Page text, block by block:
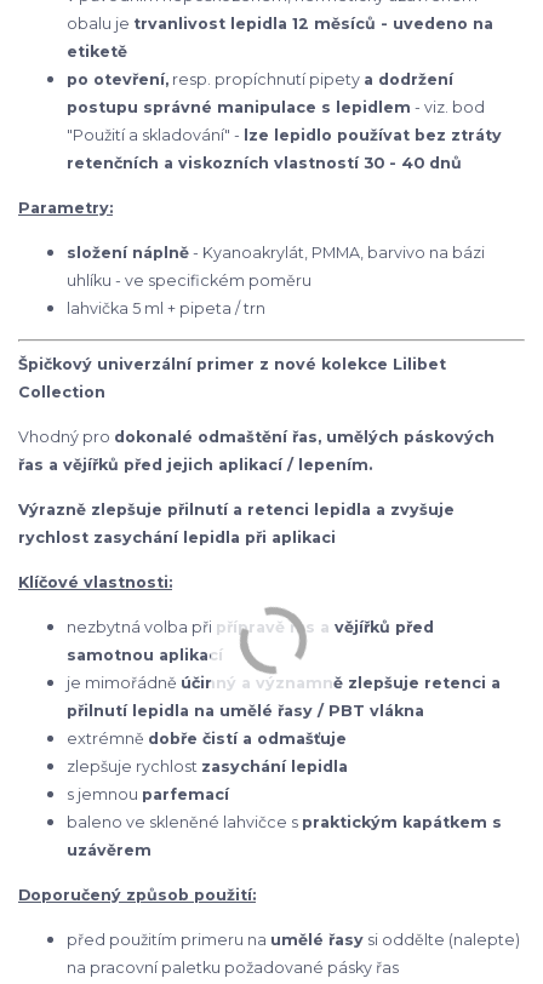
obalu je trvanlivost lepidla 12 měsíců - uvedeno na
etiketě
po otevření, resp. propíchnutí pipety a dodržení
postupu správné manipulace s lepidlem - viz. bod
"Použití a skladování" - lze lepidlo používat bez ztráty
retenčních a viskozních vlastností 30 - 40 dnů
Parametry:
složení náplně - Kyanoakrylát, PMMA, barvivo na bázi
uhlíku - ve specifickém poměru
lahvička 5 ml + pipeta / trn
Špičkový univerzální primer z nové kolekce Lilibet
Collection
Vhodný pro dokonalé odmaštění řas, umělých páskových
řas a vějířků před jejich aplikací / lepením.
Výrazně zlepšuje přilnutí a retenci lepidla a zvyšuje
rychlost zasychání lepidla při aplikaci
Klíčové vlastnosti:
nezbytná volba při přípravě řas a vějířků před
samotnou aplikací
je mimořádně účinný a významně zlepšuje retenci a
přilnutí lepidla na umělé řasy / PBT vlákna
extrémně dobře čistí a odmašťuje
zlepšuje rychlost zasychání lepidla
s jemnou parfemací
baleno ve skleněné lahvičce s praktickým kapátkem s
uzávěrem
Doporučený způsob použití:
před použitím primeru na umělé řasy si oddělte (nalepte)
na pracovní paletku požadované pásky řas